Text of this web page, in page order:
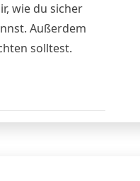
wie du sicher
Außerdem
solltest.